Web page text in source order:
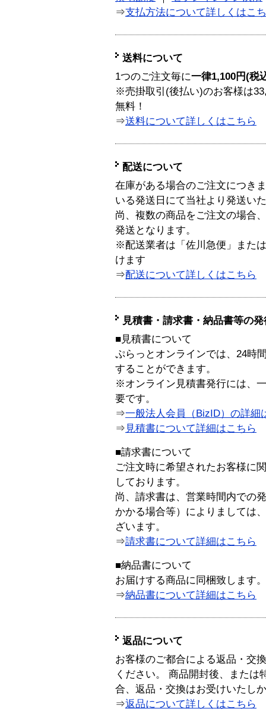
⇒支払方法について詳しくはこ
送料について
1つのご注文毎に一律1,100円(税
※売掛取引(後払い)のお客様は
無料！
⇒送料について詳しくはこちら
配送について
在庫がある場合のご注文につき
いる発送日にて当社より発送い
尚、複数の商品をご注文の場合
発送となります。
※配送業者は「佐川急便」また
けます
⇒配送について詳しくはこちら
見積書・請求書・納品書等の
■見積書について
ぷらっとオンラインでは、24時
することができます。
※オンライン見積書発行には、
要です。
⇒一般法人会員（BizID）の詳細
⇒ 見積書について詳細はこちら
■請求書について
ご注文時に希望されたお客様に
しております。
尚、請求書は、営業時間内での
かかる場合等）によりましては
ざいます。
⇒請求書について詳細はこちら
■納品書について
お届けする商品に同梱致します。
⇒納品書について詳細はこちら
返品について
お客様のご都合による返品・交
ください。 商品開封後、または
合、返品・交換はお受けいたし
⇒返品について詳しくはこちら